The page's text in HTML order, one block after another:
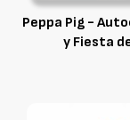
Peppa Pig -
y Fiesta